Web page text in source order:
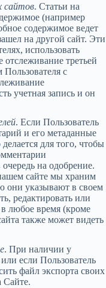
сайтов. Статьи на
(например
содержимое ведет
на другой сайт. Эти
использовать
третьей
Пользователя с
учетная запись и он
. Если Пользователь
и его метаданные
для того, чтобы
на одобрение.
сайте мы храним
они указывают в своем
редактировать или
любое время (кроме
также может видеть
. При наличии у
если Пользователь
файл экспорта своих
Сайте.